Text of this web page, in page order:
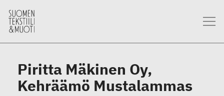
Piritta Mäkinen Oy,
Kehräämö Mustalammas